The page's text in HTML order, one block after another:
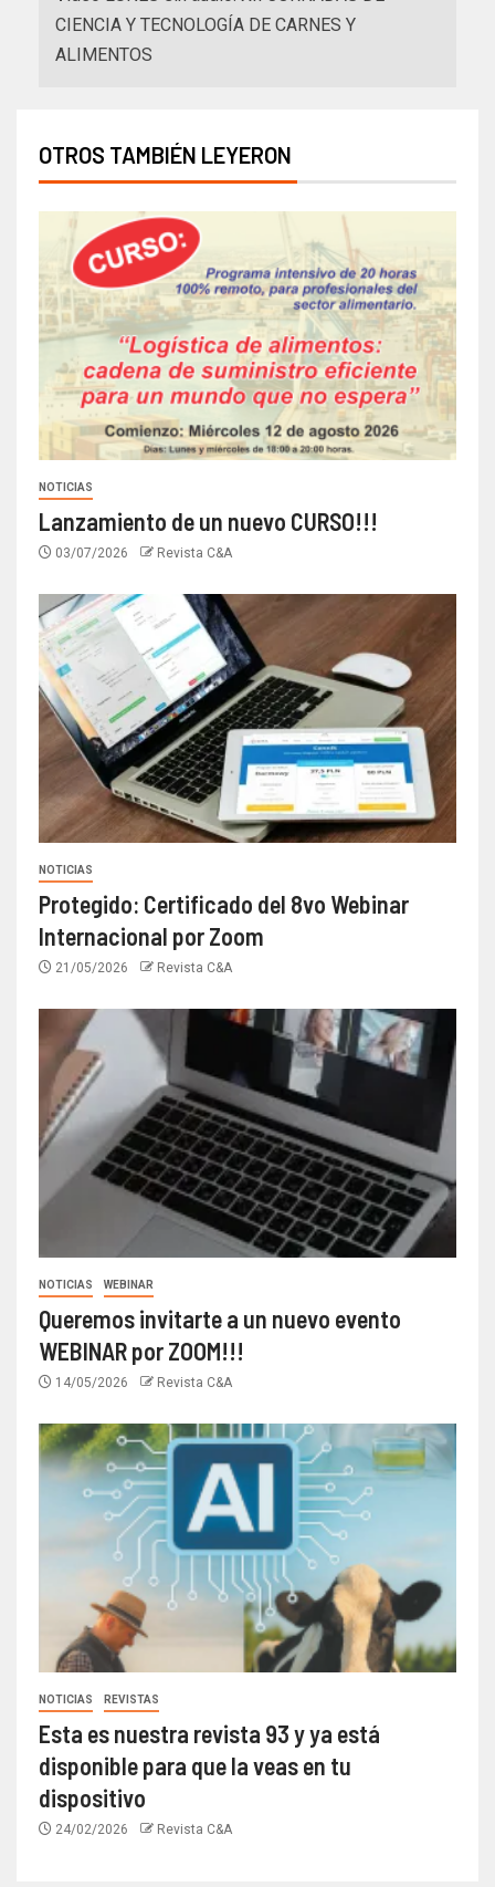
CIENCIA Y TECNOLOGÍA DE CARNES Y
ALIMENTOS
OTROS TAMBIÉN LEYERON
NOTICIAS
Lanzamiento de un nuevo CURSO!!!
03/07/2026 Revista C&A
NOTICIAS
Protegido: Certificado del 8vo Webinar
Internacional por Zoom
21/05/2026 Revista C&A
NOTICIAS WEBINAR
Queremos invitarte a un nuevo evento
WEBINAR por ZOOM!!!
14/05/2026 Revista C&A
NOTICIAS REVISTAS
Esta es nuestra revista 93 y ya está
disponible para que la veas en tu
dispositivo
24/02/2026 Revista C&A